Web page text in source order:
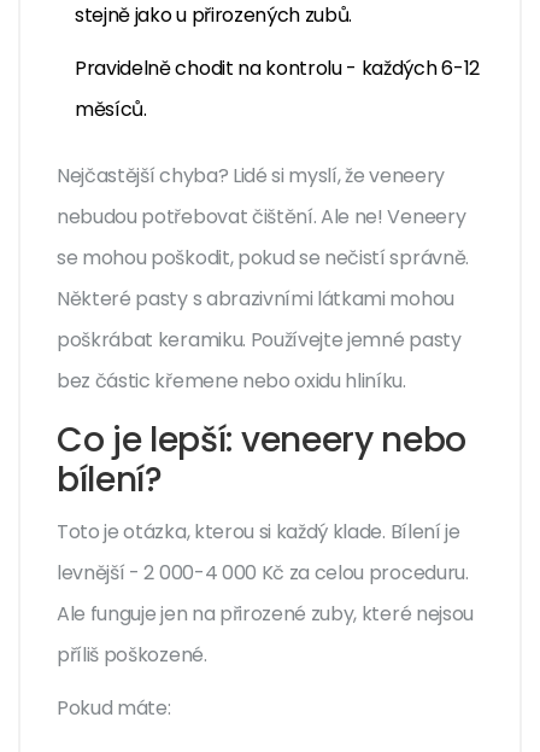
stejně jako u přirozených zubů.
Pravidelně chodit na kontrolu - každých 6-12
měsíců.
Nejčastější chyba? Lidé si myslí, že veneery
nebudou potřebovat čištění. Ale ne! Veneery
se mohou poškodit, pokud se nečistí správně.
Některé pasty s abrazivními látkami mohou
poškrábat keramiku. Používejte jemné pasty
bez částic křemene nebo oxidu hliníku.
Co je lepší: veneery nebo
bílení?
Toto je otázka, kterou si každý klade. Bílení je
levnější - 2 000-4 000 Kč za celou proceduru.
Ale funguje jen na přirozené zuby, které nejsou
příliš poškozené.
Pokud máte: